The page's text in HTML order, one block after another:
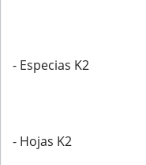
- Especias K2
- Hojas K2